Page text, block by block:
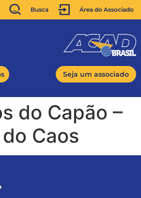
Busca Área do Associado
Seja um associado
do Capão –
Caos